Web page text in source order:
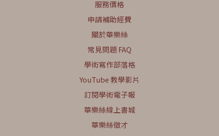
服務價格
申請補助經費
關於華樂絲
常見問題 FAQ
學術寫作部落格
YouTube 教學影片
訂閱學術電子報
華樂絲線上書城
華樂絲徵才